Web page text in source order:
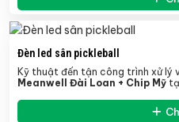
Đèn led sân pickleball
Kỹ thuật đến tận công trình xử lý
Meanwell Đài Loan + Chip Mỹ